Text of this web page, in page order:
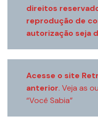
direitos
reprodução de
autorização seja
Acesse o site
anterior. Veja as
“Você Sabia”